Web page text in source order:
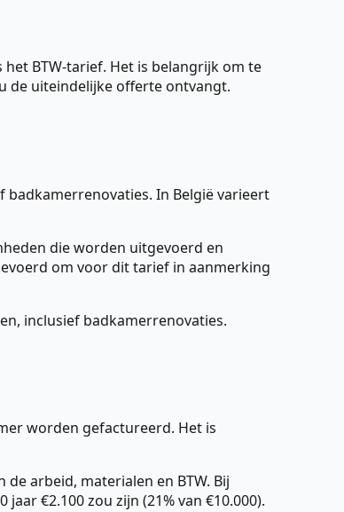
BTW-tarief. Het is belangrijk om te
de uiteindelijke offerte ontvangt.
badkamerrenovaties. In België varieert
die worden uitgevoerd en
om voor dit tarief in aanmerking
inclusief badkamerrenovaties.
worden gefactureerd. Het is
arbeid, materialen en BTW. Bij
€2.100 zou zijn (21% van €10.000).